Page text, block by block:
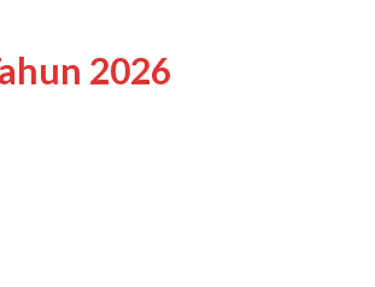
2026